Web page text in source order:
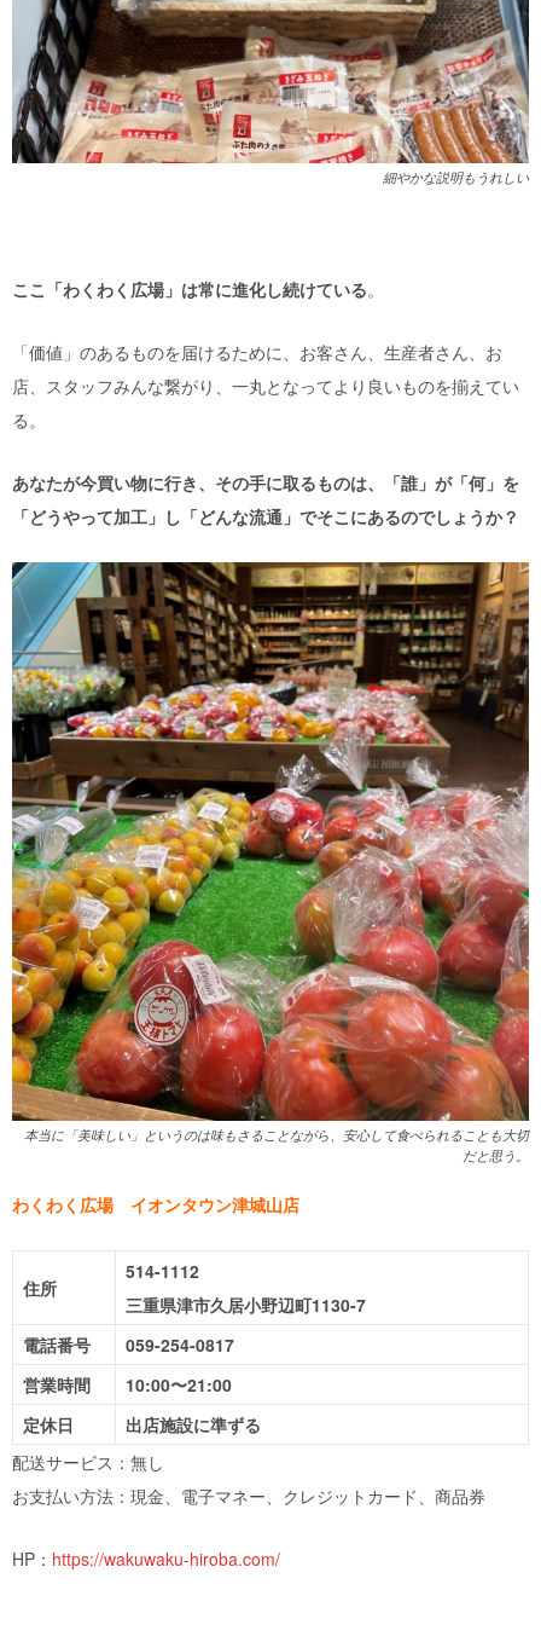
細やかな説明もうれしい
ここ「わくわく広場」は常に進化し続けている。
「価値」のあるものを届けるために、お客さん、生産者さん、お
店、スタッフみんな繋がり、一丸となってより良いものを揃えてい
る。
あなたが今買い物に行き、その手に取るものは、「誰」が「何」を
「どうやって加工」し「どんな流通」でそこにあるのでしょうか？
本当に「美味しい」というのは味もさることながら、安心して食べられることも大切
だと思う。
わくわく広場 イオンタウン津城山店
住所
514-1112
三重県津市久居小野辺町1130-7
電話番号
059-254-0817
営業時間
10:00〜21:00
定休日
出店施設に準ずる
配送サービス：無し
お支払い方法：現金、電子マネー、クレジットカード、商品券
HP： https://wakuwaku-hiroba.com/